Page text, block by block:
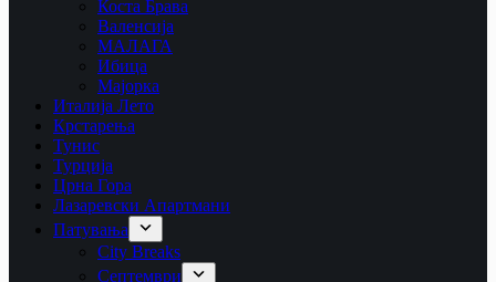
Коста Брава
Валенсија
МАЛАГА
Ибица
Мајорка
Италија Лето
Крстарења
Тунис
Турција
Црна Гора
Лазаревски Апартмани
Патувања
City Breaks
Септември